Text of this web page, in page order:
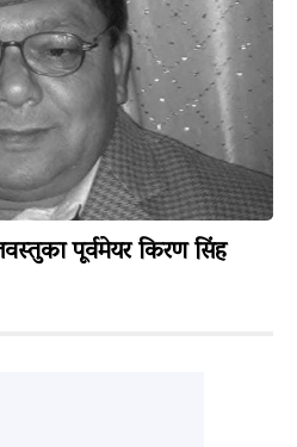
पूर्वमेयर किरण सिंह